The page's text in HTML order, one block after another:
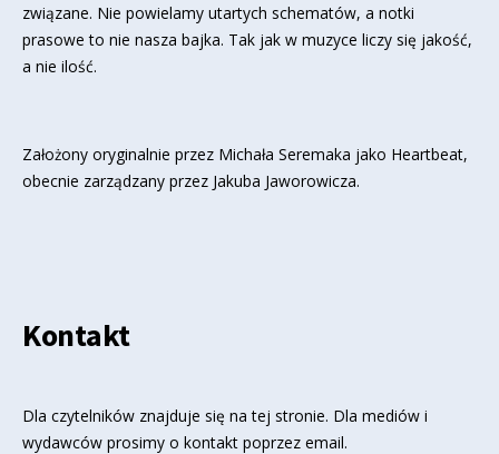
związane. Nie powielamy utartych schematów, a notki
prasowe to nie nasza bajka. Tak jak w muzyce liczy się jakość,
a nie ilość.
Założony oryginalnie przez Michała Seremaka jako Heartbeat,
obecnie zarządzany przez Jakuba Jaworowicza.
Kontakt
Dla czytelników znajduje się na tej stronie. Dla mediów i
wydawców prosimy o kontakt poprzez email.